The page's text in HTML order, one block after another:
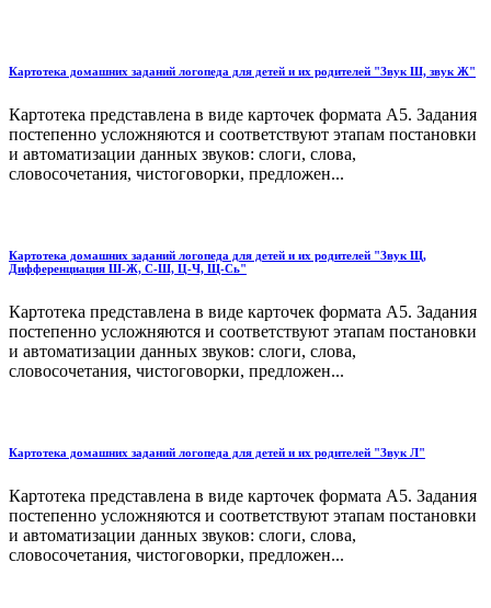
Картотека домашних заданий логопеда для детей и их родителей "Звук Ш, звук Ж"
Картотека представлена в виде карточек формата А5. Задания
постепенно усложняются и соответствуют этапам постановки
и автоматизации данных звуков: слоги, слова,
словосочетания, чистоговорки, предложен...
Картотека домашних заданий логопеда для детей и их родителей "Звук Щ,
Дифференциация Ш-Ж, С-Ш, Ц-Ч, Щ-Сь"
Картотека представлена в виде карточек формата А5. Задания
постепенно усложняются и соответствуют этапам постановки
и автоматизации данных звуков: слоги, слова,
словосочетания, чистоговорки, предложен...
Картотека домашних заданий логопеда для детей и их родителей "Звук Л"
Картотека представлена в виде карточек формата А5. Задания
постепенно усложняются и соответствуют этапам постановки
и автоматизации данных звуков: слоги, слова,
словосочетания, чистоговорки, предложен...